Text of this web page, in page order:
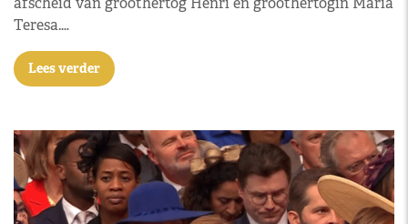
Teresa.…
Lees verder